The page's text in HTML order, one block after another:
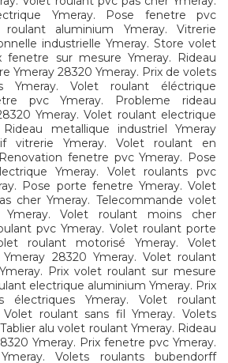
Ymeray. Pose fenetre pvc
aluminium Ymeray. Vitrerie
industrielle Ymeray. Store volet
fenetre sur mesure Ymeray. Rideau
Ymeray 28320 Ymeray. Prix de volets
Ymeray. Volet roulant éléctrique
pvc Ymeray. Probleme rideau
Ymeray. Volet roulant electrique
metallique industriel Ymeray
vitrerie Ymeray. Volet roulant en
fenetre pvc Ymeray. Pose
Ymeray. Volet roulants pvc
Pose porte fenetre Ymeray. Volet
cher Ymeray. Telecommande volet
Ymeray. Volet roulant moins cher
pvc Ymeray. Volet roulant porte
roulant motorisé Ymeray. Volet
28320 Ymeray. Volet roulant
Prix volet roulant sur mesure
electrique aluminium Ymeray. Prix
électriques Ymeray. Volet roulant
Volet roulant sans fil Ymeray. Volets
alu volet roulant Ymeray. Rideau
Ymeray. Prix fenetre pvc Ymeray.
Volets roulants bubendorff